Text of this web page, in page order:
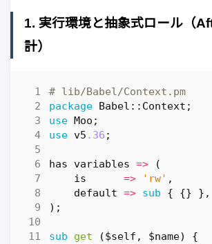
1. 実行環境と抽象式ロール（
計）
# lib/Babel/Context.pm
package
Babel::Context ;
use
Moo ;
use v5 .36 ;
has variables =>
(
is
=> 'rw' ,
default => sub { {}
},
);
sub get
($self, $name) {